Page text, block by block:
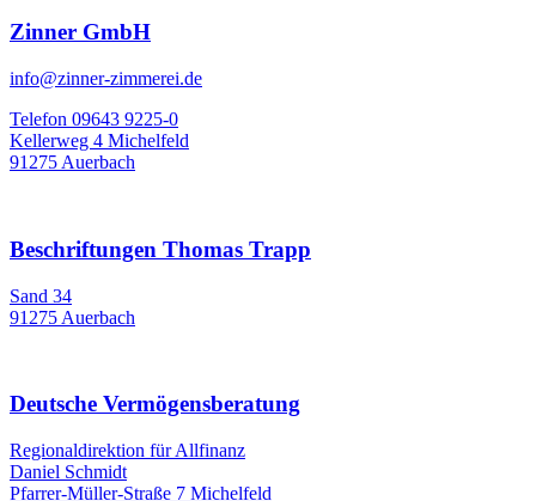
Zinner GmbH
info@zinner-zimmerei.de
Telefon 09643 9225-0
Kellerweg 4 Michelfeld
91275 Auerbach
Beschriftungen Thomas Trapp
Sand 34
91275 Auerbach
Deutsche Vermögensberatung
Regionaldirektion für Allfinanz
Daniel Schmidt
Pfarrer-Müller-Straße 7 Michelfeld